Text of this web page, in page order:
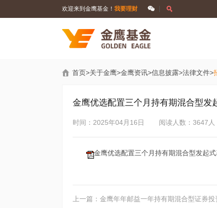
欢迎来到金鹰基金！ 我要理财
首页>关于金鹰>金鹰资讯>信息披露>法律文件>
金鹰优选配置三个月持有期混合型
时间：2025年04月16日 阅读人数：3647人
金鹰优选配置三个月持有期混合型发起
上一篇：金鹰年年邮益一年持有期混合型证券